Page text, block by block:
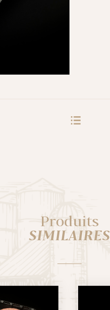
Produits
SIMILAIRES